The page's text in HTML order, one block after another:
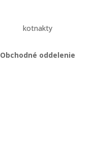
kotnakty
Obchodné oddelenie